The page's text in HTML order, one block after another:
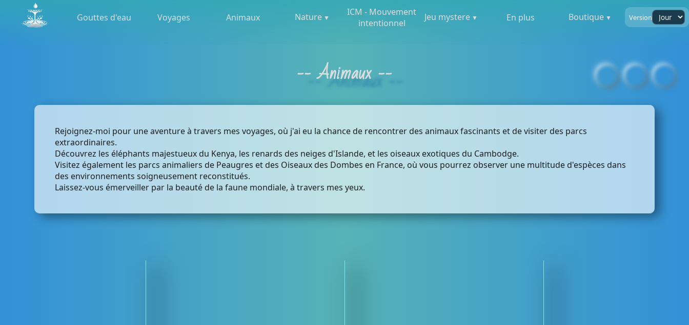
Gouttes d'eau Voyages Animaux Nature
ICM - Mouvement
intentionnel
Jeu mystere En plus Boutique Version
-- Animaux --
Rejoignez-moi pour une aventure à travers mes voyages, où j'ai eu la chance de rencontrer des animaux fascinants et de visiter des parcs
extraordinaires.
Découvrez les éléphants majestueux du Kenya, les renards des neiges d'Islande, et les oiseaux exotiques du Cambodge.
Visitez également les parcs animaliers de Peaugres et des Oiseaux des Dombes en France, où vous pourrez observer une multitude d'espèces dans
des environnements soigneusement reconstitués.
Laissez-vous émerveiller par la beauté de la faune mondiale, à travers mes yeux.